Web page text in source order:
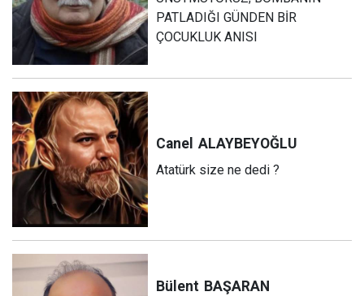
PATLADIĞI GÜNDEN BİR
ÇOCUKLUK ANISI
Canel ALAYBEYOĞLU
Atatürk size ne dedi ?
Bülent BAŞARAN